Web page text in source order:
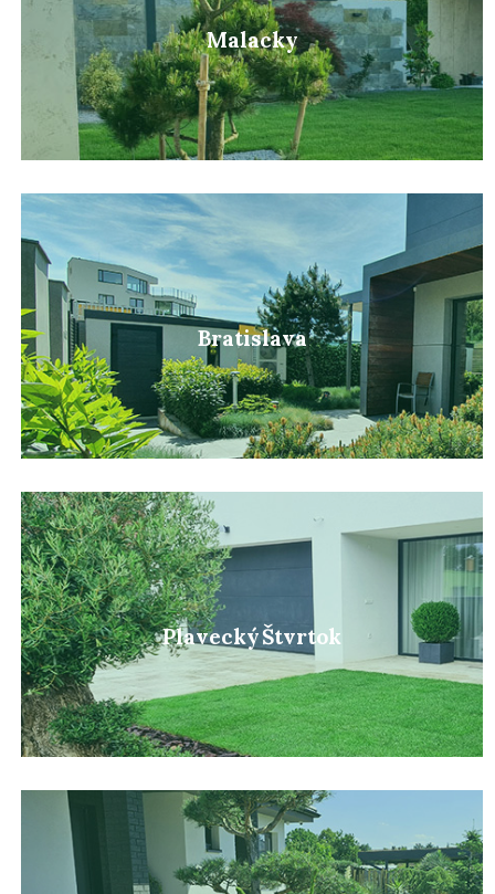
Malacky
Bratislava
Plavecký Štvrtok